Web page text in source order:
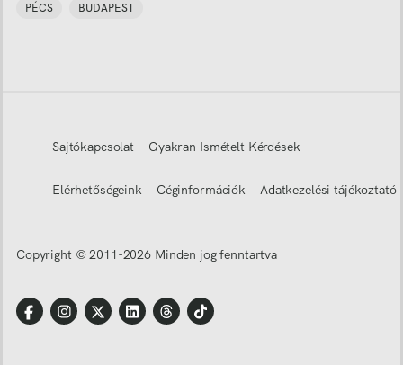
PÉCS BUDAPEST
Sajtókapcsolat Gyakran Ismételt Kérdések
Elérhetőségeink Céginformációk Adatkezelési tájékoztató
Copyright © 2011-2026 Minden jog fenntartva